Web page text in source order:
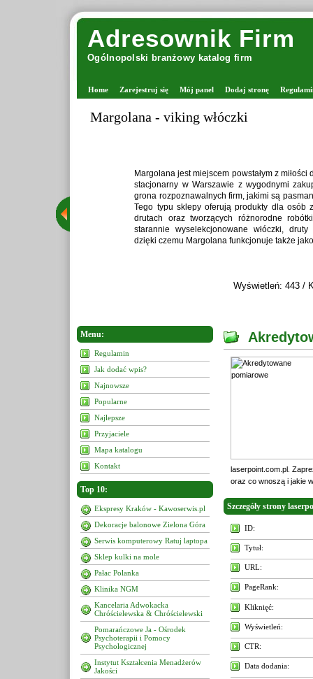
Adresownik Firm
Ogólnopolski branżowy katalog firm
Home Zarejestruj się Mój panel Dodaj stronę
Menu:
Regulamin
Jak dodać wpis?
Najnowsze
Popularne
Najlepsze
Przyjaciele
Mapa katalogu
Kontakt
Top 10:
Ekspresy Kraków - Kawoserwis.pl
Dekoracje balonowe Zielona Góra
Serwis komputerowy Ratuj laptopa
Sklep kulki na mole
Pałac Polanka
Klinika NGM
Kancelaria Adwokacka
Chróścielewska & Chróścielewski
Pomarańczowe Ja - Ośrodek
Psychoterapii i Pomocy
Psychologicznej
Instytut Kształcenia Menadżerów
Jakości
laserpoint.com.pl.
oraz co wnoszą i jakie
Szczegóły strony
ID:
Tytuł:
URL:
PageRank:
Kliknięć:
Wyświetleń:
CTR:
Data dodania: